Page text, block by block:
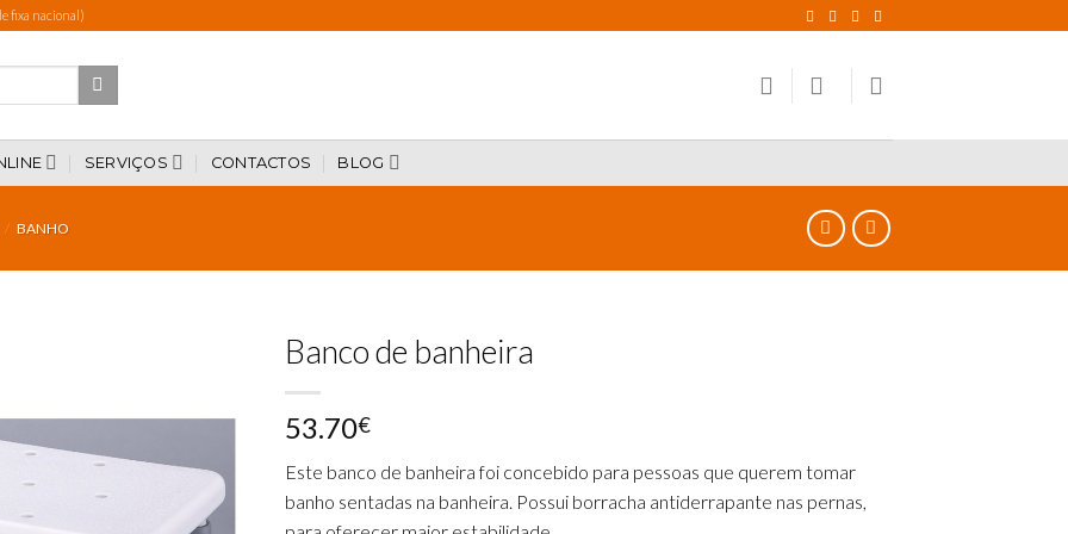
fixa nacional)
SERVIÇOS CONTACTOS BLOG
/ BANHO
wishlist
Banco de banheira
53.70€
Este banco de banheira foi concebido para pessoas que querem tomar
banho sentadas na banheira. Possui borracha antiderrapante nas pernas,